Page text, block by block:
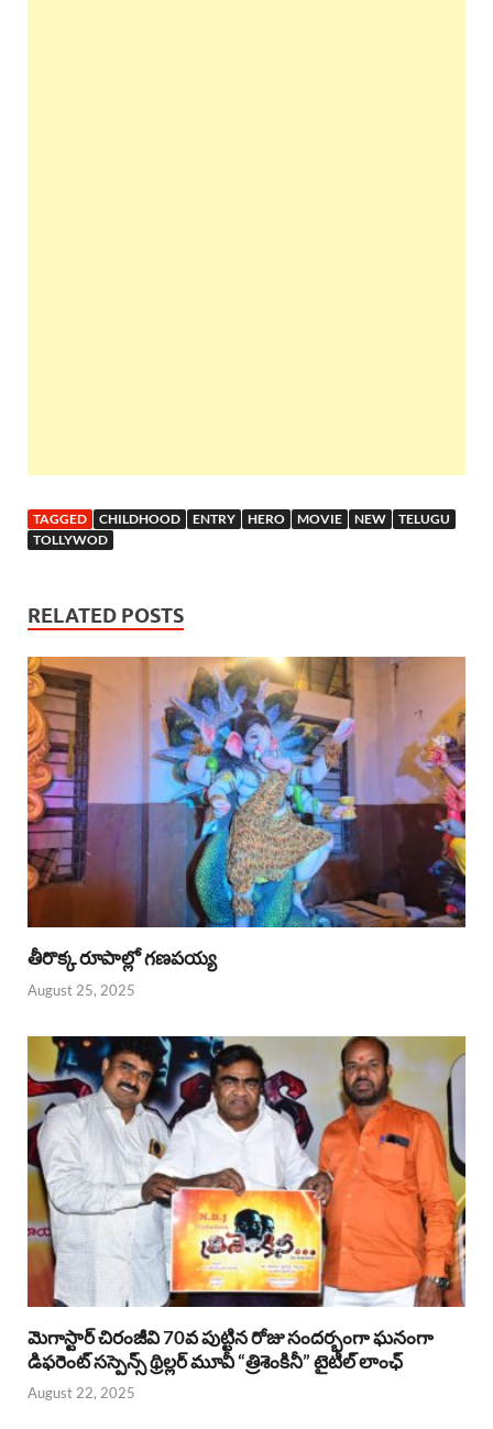
TAGGED CHILDHOOD ENTRY HERO MOVIE NEW
TELUGU
TOLLYWOD
RELATED POSTS
తీరొక్క రూపాల్లో గణపయ్య
August 25, 2025
మెగాస్టార్ చిరంజీవి 70వ పుట్టిన రోజు సందర్భంగా ఘనంగా
డిఫరెంట్ సస్పెన్స్ థ్రిల్లర్ మూవీ “త్రిశెంకినీ” టైటిల్ లాంఛ్
August 22, 2025